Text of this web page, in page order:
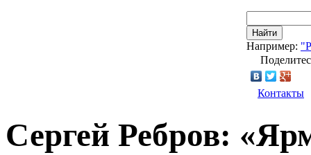
Найти
Например:
Контакты
Сергей Ребров: